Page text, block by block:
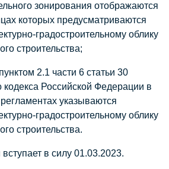
зонирования отображаются
которых предусматриваются
градостроительному облику
строительства;
2.1 части 6 статьи 30
кодекса Российской Федерации в
указываются
градостроительному облику
строительства.
в силу 01.03.2023.